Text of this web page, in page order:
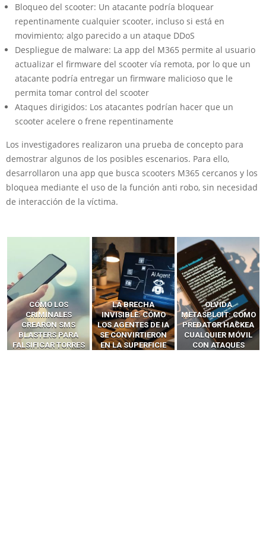
Bloqueo del scooter: Un atacante podría bloquear
repentinamente cualquier scooter, incluso si está en
movimiento; algo parecido a un ataque DDoS
Despliegue de malware: La app del M365 permite al usuario
actualizar el firmware del scooter vía remota, por lo que un
atacante podría entregar un firmware malicioso que le
permita tomar control del scooter
Ataques dirigidos: Los atacantes podrían hacer que un
scooter acelere o frene repentinamente
Los investigadores realizaron una prueba de concepto para
demostrar algunos de los posibles escenarios. Para ello,
desarrollaron una app que busca scooters M365 cercanos y los
bloquea mediante el uso de la función anti robo, sin necesidad
de interacción de la víctima.
LA BRECHA
INVISIBLE: CÓMO
LOS AGENTES DE IA
SE CONVIRTIERON
EN LA SUPERFICIE
OLVIDA
METASPLOIT: CÓMO
PREDATOR HACKEA
CUALQUIER MÓVIL
CON ATAQUES
CÓMO LOS HACKERS
INTERCEPTAN OTPS
Y LLAMADAS
MÓVILES SIN
‘HACKEAR’ — EL